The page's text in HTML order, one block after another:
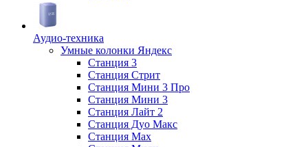
Аудио-техника
Умные колонки Яндекс
Станция 3
Станция Стрит
Станция Мини 3 Про
Станция Мини 3
Станция Лайт 2
Станция Дуо Макс
Станция Max